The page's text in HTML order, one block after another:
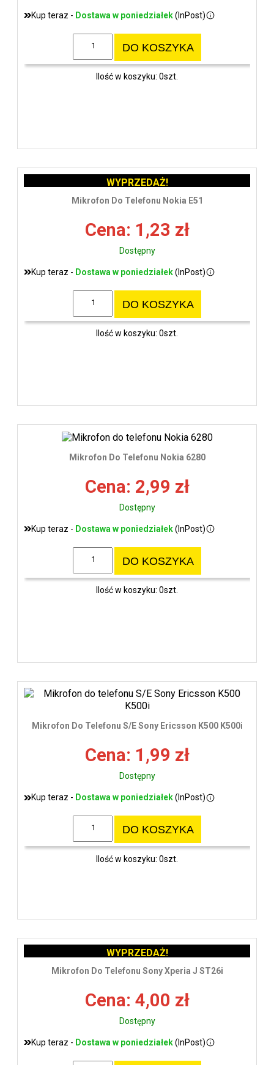
Kup teraz - Dostawa w poniedziałek(InPost)
DO KOSZYKA
Ilość w koszyku: 0szt.
Mikrofon Do Telefonu Nokia E51
Cena: 1,23 zł
Dostępny
Kup teraz - Dostawa w poniedziałek(InPost)
DO KOSZYKA
Ilość w koszyku: 0szt.
WYPRZEDAŻ!
Mikrofon Do Telefonu Nokia 6280
Cena: 2,99 zł
Dostępny
Kup teraz - Dostawa w poniedziałek(InPost)
DO KOSZYKA
Ilość w koszyku: 0szt.
Mikrofon Do Telefonu S/E Sony Ericsson K500 K500i
Cena: 1,99 zł
Dostępny
Kup teraz - Dostawa w poniedziałek(InPost)
DO KOSZYKA
Ilość w koszyku: 0szt.
Mikrofon Do Telefonu Sony Xperia J ST26i
Cena: 4,00 zł
Dostępny
Kup teraz - Dostawa w poniedziałek(InPost)
WYPRZEDAŻ!